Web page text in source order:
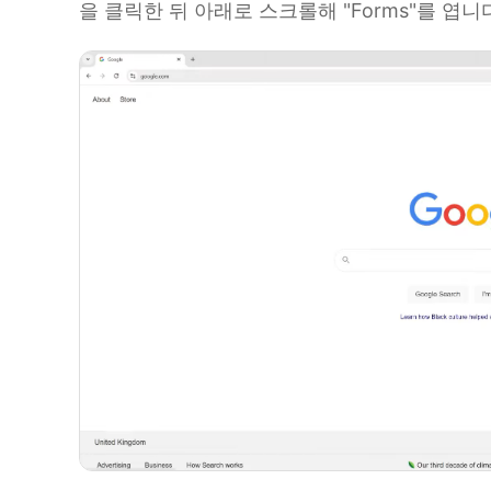
을 클릭한 뒤 아래로 스크롤해 "Forms"를 엽니